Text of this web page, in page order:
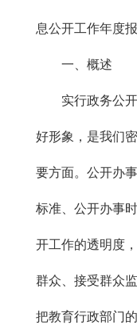
息公开工作年度
一、概述
实行政务公开
好形象，是我们
要方面。公开办
标准、公开办事
开工作的透明度
群众、接受群众
把教育行政部门